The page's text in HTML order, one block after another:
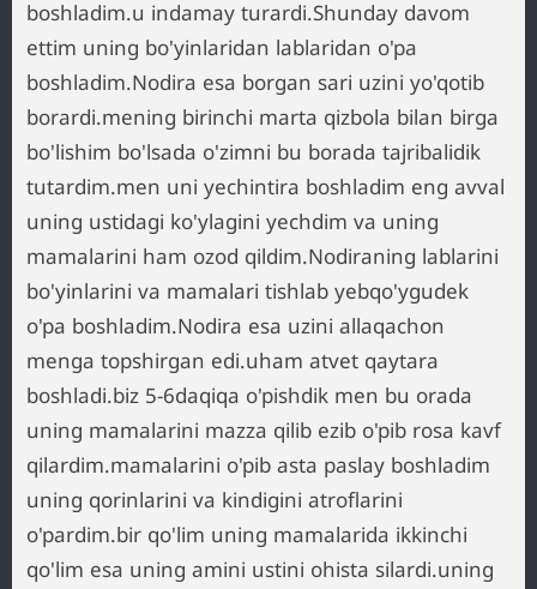
boshladim.u indamay turardi.Shunday davom
ettim uning bo'yinlaridan lablaridan o'pa
boshladim.Nodira esa borgan sari uzini yo'qotib
borardi.mening birinchi marta qizbola bilan birga
bo'lishim bo'lsada o'zimni bu borada tajribalidik
tutardim.men uni yechintira boshladim eng avval
uning ustidagi ko'ylagini yechdim va uning
mamalarini ham ozod qildim.Nodiraning lablarini
bo'yinlarini va mamalari tishlab yebqo'ygudek
o'pa boshladim.Nodira esa uzini allaqachon
menga topshirgan edi.uham atvet qaytara
boshladi.biz 5-6daqiqa o'pishdik men bu orada
uning mamalarini mazza qilib ezib o'pib rosa kavf
qilardim.mamalarini o'pib asta paslay boshladim
uning qorinlarini va kindigini atroflarini
o'pardim.bir qo'lim uning mamalarida ikkinchi
qo'lim esa uning amini ustini ohista silardi.uning